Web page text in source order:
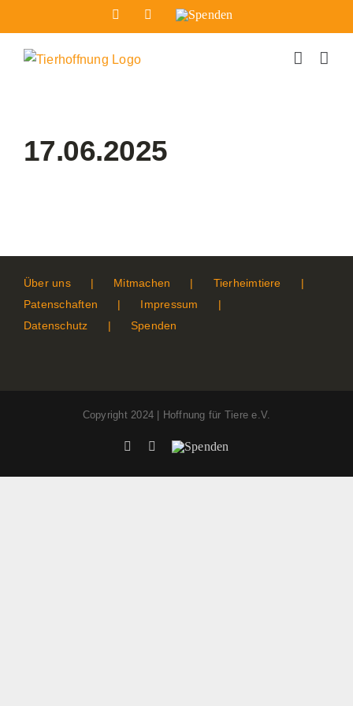
Inhalt
springen
FacebookInstagram
Spenden
17.06.2025
Über uns Mitmachen
Tierheimtiere
Patenschaften
Impressum
Datenschutz
Spenden
Copyright 2024 | Hoffnung für Tiere e.V.
FacebookInstagram
Spenden